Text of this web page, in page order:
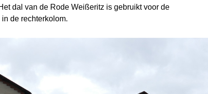
dal van de Rode Weißeritz is gebruikt voor de
de rechter­kolom.